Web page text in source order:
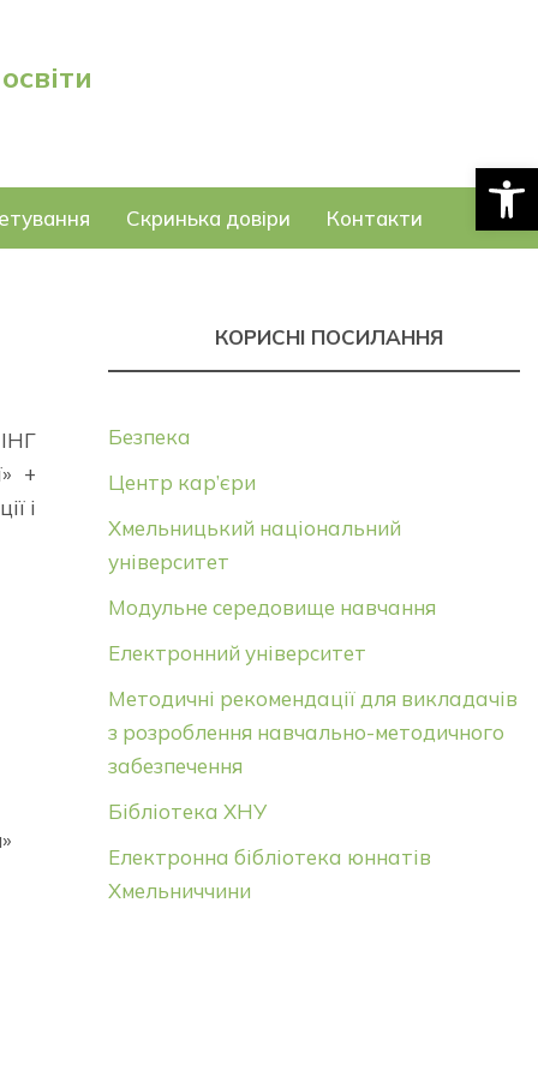
Скринька довіри Контакти
+
і
КОРИСНІ ПОСИЛАННЯ
Безпека
Центр кар’єри
Хмельницький національний
університет
Модульне середовище навчання
Електронний університет
Методичні рекомендації для викладачів
з розроблення навчально-методичного
забезпечення
Бібліотека ХНУ
Електронна бібліотека юннатів
Хмельниччини